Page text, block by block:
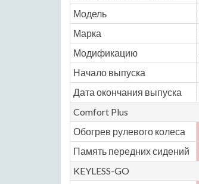
Модель
Марка
Модификацию
Начало выпуска
Дата окончания выпуска
Comfort Plus
Обогрев рулевого колеса
Память передних сидений
KEYLESS-GO